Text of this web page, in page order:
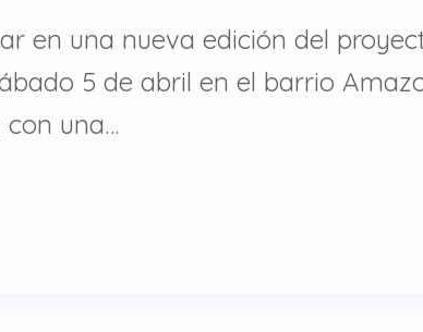
en una nueva edición del
5 de abril en el barrio
una…